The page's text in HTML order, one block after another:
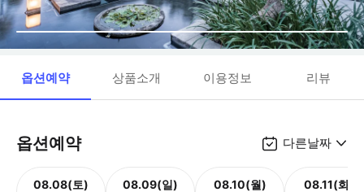
옵션예약 상품소개 이용정보 리뷰
옵션예약 다른날짜
08.08(토) 08.09(일) 08.10(월) 08.11(화)